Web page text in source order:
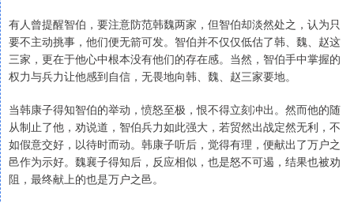
有人曾提醒智伯，要注意防范韩魏两家，但智伯却淡然处之，认为只
要不主动挑事，他们便无箭可发。智伯并不仅仅低估了韩、魏、赵这
三家，更在于他心中根本没有他们的存在感。当然，智伯手中掌握的
权力与兵力让他感到自信，无畏地向韩、魏、赵三家要地。
当韩康子得知智伯的举动，愤怒至极，恨不得立刻冲出。然而他的随
从制止了他，劝说道，智伯兵力如此强大，若贸然出战定然无利，不
如假意交好，以待时而动。韩康子听后，觉得有理，便献出了万户之
邑作为示好。魏襄子得知后，反应相似，也是怒不可遏，结果也被劝
阻，最终献上的也是万户之邑。